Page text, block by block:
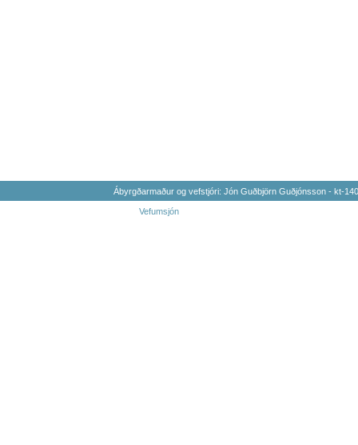
Ábyrgðarmaður og vefstjóri: Jón Guðbjörn Guðjónsson - kt-
Vefumsjón